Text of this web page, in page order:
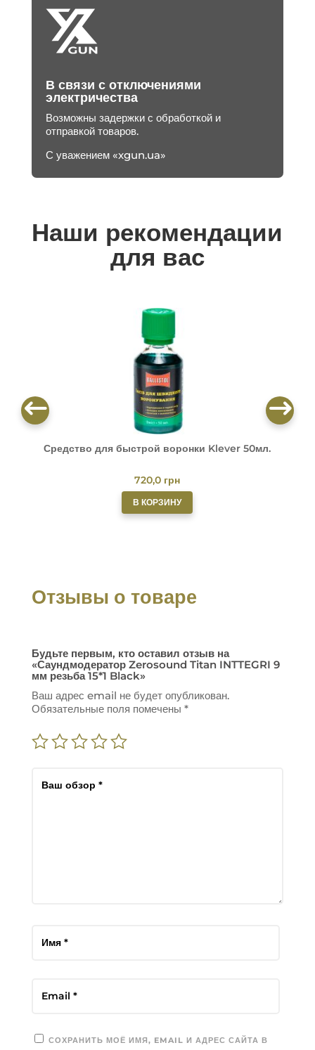
В связи с отключениями
электричества
Возможны задержки с обработкой и
отправкой товаров.
С уважением «xgun.ua»
Наши рекомендации
для вас
Средство для быстрой воронки Klever 50мл.
720,0 грн
В КОРЗИНУ
Отзывы о товаре
Будьте первым, кто оставил отзыв на
«Саундмодератор Zerosound Titan INTTEGRI 9
мм резьба 15*1 Black»
Ваш адрес email не будет опубликован.
Обязательные поля помечены *
СОХРАНИТЬ МОЁ ИМЯ, EMAIL И АДРЕС САЙТА В